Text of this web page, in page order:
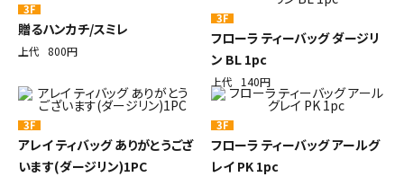
3F
贈るハンカチ/スミレ
上代 800円
3F
フローラ ティーバッグ ダージリ
ン BL 1pc
上代 140円
3F
アレイ ティバッグ ありがとうござ
います(ダージリン)1PC
3F
フローラ ティーバッグ アールグ
レイ PK 1pc